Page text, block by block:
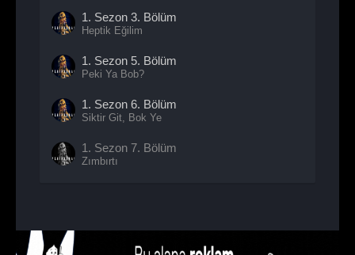
1. Sezon 3. Bölüm
Heptik Eğilim
1. Sezon 5. Bölüm
Peki Ya Bob?
1. Sezon 6. Bölüm
Siktir Git, Bok Ye
1. Sezon 7. Bölüm
Zımbırtı